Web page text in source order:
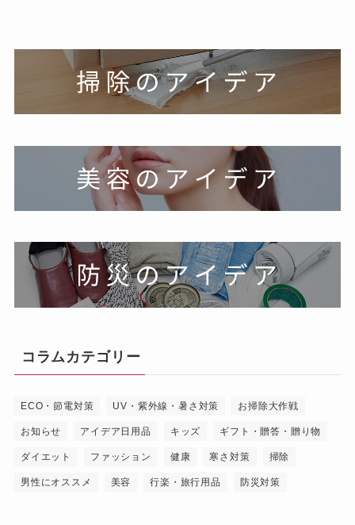
コラムカテゴリー
ECO・節電対策 UV・紫外線・暑さ対策 お掃除大作戦
お知らせ アイデア日用品 キッズ ギフト・贈答・贈り物
ダイエット ファッション 健康 寒さ対策 掃除
男性にオススメ 美容 行楽・旅行用品 防災対策